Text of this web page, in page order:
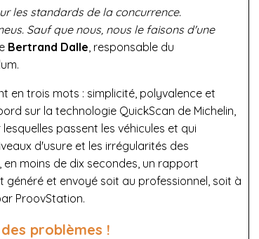
les standards de la concurrence.
Sauf que nous, nous le faisons d'une
Bertrand Dalle , responsable du
en trois mots : simplicité, polyvalence et
sur la technologie QuickScan de Michelin,
passent les véhicules et qui
d'usure et les irrégularités des
moins de dix secondes, un rapport
et envoyé soit au professionnel, soit à
ProovStation.
problèmes !